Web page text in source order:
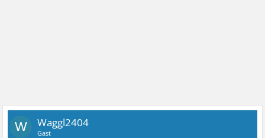
W Waggl2404
Gast